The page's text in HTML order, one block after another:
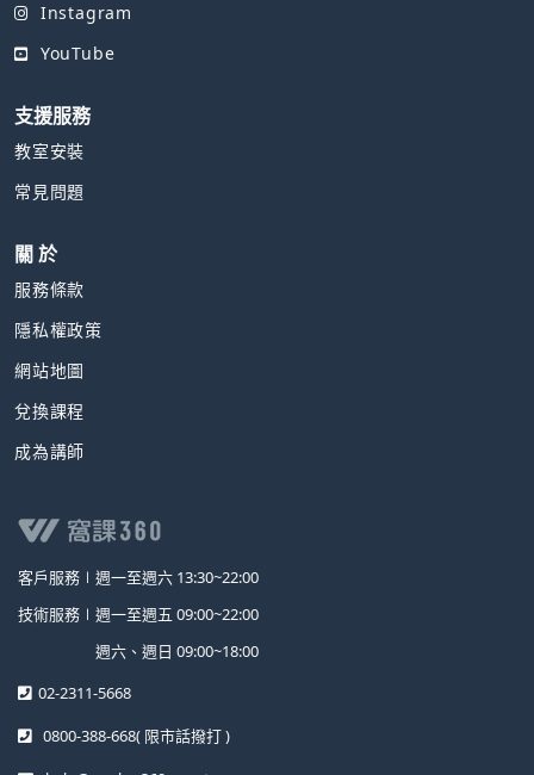
Instagram
YouTube
支援服務
教室安裝
常見問題
關 於
服務條款
隱私權政策
網站地圖
兌換課程
成為講師
客戶服務∣ 週一至週六 13:30~22:00
技術服務∣ 週一至週五 09:00~22:00
週六、週日 09:00~18:00
02-2311-5668
0800-388-668( 限市話撥打 )